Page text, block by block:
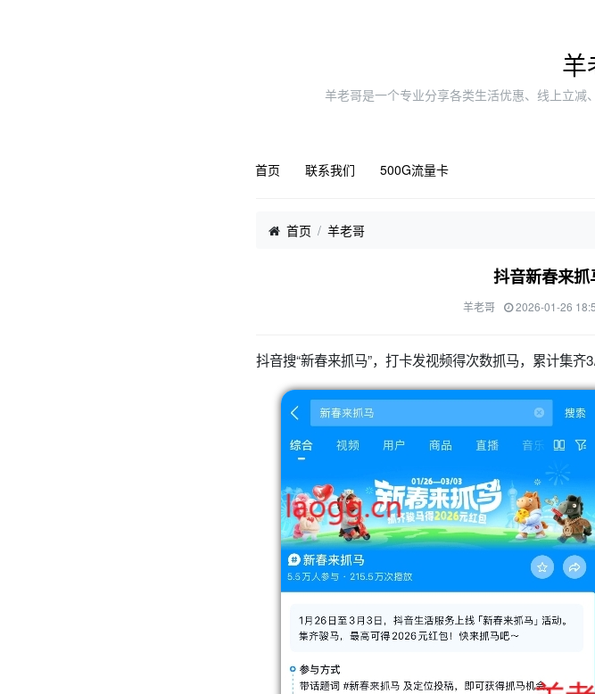
羊
羊老哥是一个专业分享各类生活优惠、线上立减
首页 联系我们 500G流量卡
首页 羊老哥
抖音新春来
羊老哥 2026-01-26
抖音搜“新春来抓马”，打卡发视频得次数抓马，累计集